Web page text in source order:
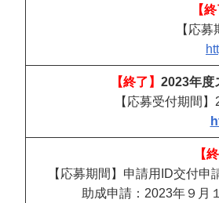
【終
【応
【終了】 2023年度
【応募受付期間
【
【応募期間】申請用ID交付申
助成申請：2023年９月